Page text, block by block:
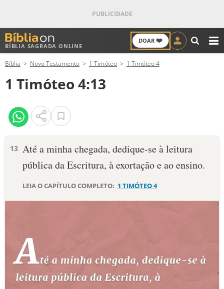
BÍBLIA SAGRADA ONLINE
DOAR ❤️
ANTIGO TESTAMENTO
NOVO TESTAMENTO
VERSÍCULOS
PALAVRA DO DIA
10 MANDAMENTOS
ESTUDOS BÍBLICOS
Bíblia Novo Testamento 1 Timóteo 1 Timóteo 4
1 Timóteo 4:13
13 Até a minha chegada, dedique-se à leitura
pública da Escritura, à exortação e ao ensino.
LEIA O CAPÍTULO COMPLETO: 1 TIMÓTEO 4